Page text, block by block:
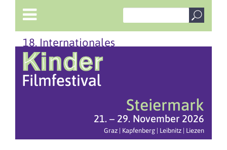
18. Internationales
Steiermark
21. – 29. November 2026
Graz | Kapfenberg | Leibnitz | Liezen